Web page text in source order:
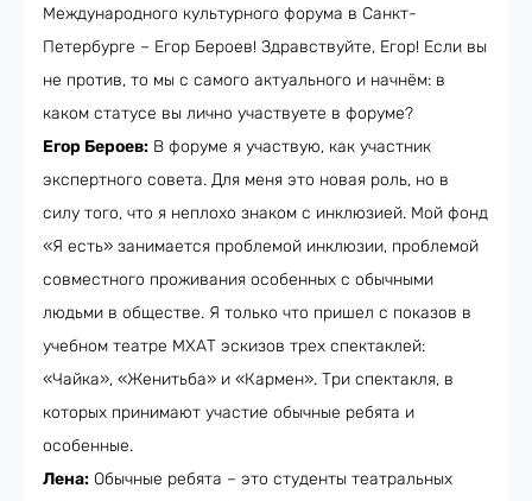
Международного культурного форума в Санкт-
Петербурге – Егор Бероев! Здравствуйте, Егор! Если вы
не против, то мы с самого актуального и начнём: в
каком статусе вы лично участвуете в форуме?
Егор Бероев: В форуме я участвую, как участник
экспертного совета. Для меня это новая роль, но в
силу того, что я неплохо знаком с инклюзией. Мой фонд
«Я есть» занимается проблемой инклюзии, проблемой
совместного проживания особенных с обычными
людьми в обществе. Я только что пришел с показов в
учебном театре МХАТ эскизов трех спектаклей:
«Чайка», «Женитьба» и «Кармен». Три спектакля, в
которых принимают участие обычные ребята и
особенные.
Лена: Обычные ребята – это студенты театральных